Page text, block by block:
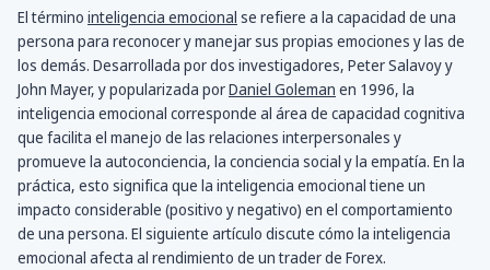
El término inteligencia emocional se refiere a la capacidad de una
persona para reconocer y manejar sus propias emociones y las de
los demás. Desarrollada por dos investigadores, Peter Salavoy y
John Mayer, y popularizada porDaniel Goleman en 1996, la
inteligencia emocional corresponde al área de capacidad cognitiva
que facilita el manejo de las relaciones interpersonales y
promueve la autoconciencia, la conciencia social y la empatía. En la
práctica, esto significa que la inteligencia emocional tiene un
impacto considerable (positivo y negativo) en el comportamiento
de una persona. El siguiente artículo discute cómo la inteligencia
emocional afecta al rendimiento de un trader de Forex.